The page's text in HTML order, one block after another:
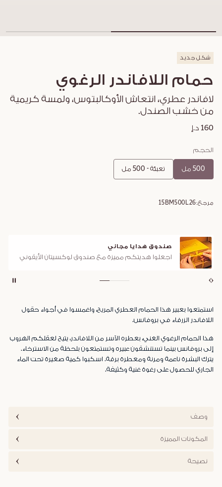
شكل جديد
حمام اللافاندر الرغوي
لافاندر عطري، انتعاش الأوكالبتوس، ولمسة كريمية
من خشب الصندل.
160 د.إ
الحجم
500 مل تعبئة - 500 مل
مرجع:15BM500L26
صندوق هدايا مجاني
اجعلوا هديتكم مميزة مع صندوق لوكسيتان الأيقوني
استمتعوا بعبير هذا الحمام العطري المريح، واغمسوا في أجواء حقول
اللافاندر الزرقاء في بروفانس.
هذا الحمام الرغوي الغني، بعطره الآسر من اللافاندر، يتيح لعقلكم الهروب
إلى بروفانس بينما تستنشقون عبيره وتستمتعون بلحظة من الاسترخاء.
يترك البشرة ناعمة ومرنة ومعطرة برقة. اسكبوا كمية صغيرة تحت الماء
الجاري للحصول على رغوة غنية وكثيفة.
وصف
المكونات المميزة
نصيحة